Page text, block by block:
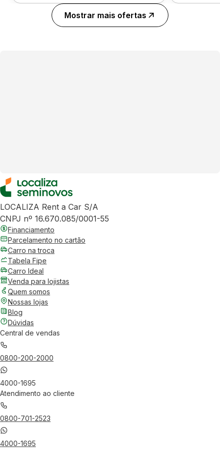
Mostrar mais ofertas
LOCALIZA Rent a Car S/A
CNPJ nº 16.670.085/0001-55
Financiamento
Parcelamento no cartão
Carro na troca
Tabela Fipe
Carro Ideal
Venda para lojistas
Quem somos
Nossas lojas
Blog
Dúvidas
Central de vendas
0800-200-2000
4000-1695
Atendimento ao cliente
0800-701-2523
4000-1695